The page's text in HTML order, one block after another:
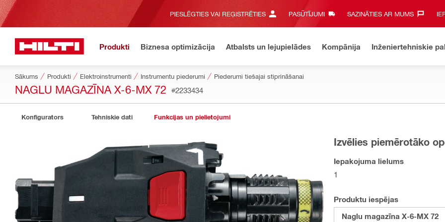
PIESLĒGTIES VAI REĢISTRĒTIES PASŪTĪJUMI SAZINĀTIES AR MUMS‎
Produkti Biznesa optimizācija Atbalsts un lejupielādes Kompānija Inženiertehniskie
Sākums Produkti Elektroinstrumenti Instrumentu piederumi Piederumi tiešajai stiprināšanai
NAGLU MAGAZĪNA X-6-MX 72 #2233434
Konfigurators Tehniskie dati Funkcijas un pielietojumi
Izvēlies piemērotāko
Iepakojuma lielums
1
Produktu iespējas
Naglu magazīna X-6-MX 72